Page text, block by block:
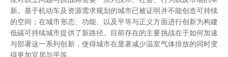
新。基于机动车及资源需求规划的城市已被证明并不能创造可持续
的空间；在城市形态、功能、以及平等与正义方面进行创新为构建
低碳可持续城市提供了新路径。目前存在的主要挑战在于如何加速
与部署这一系列创新，使得城市在显著减少温室气体排放的同时变
得更加宜居与平等。